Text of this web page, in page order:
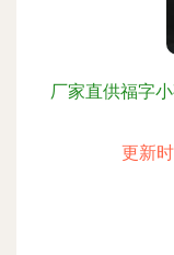
厂家直供福字
更新